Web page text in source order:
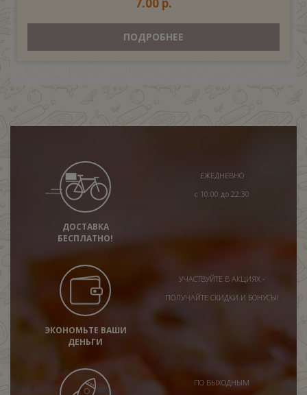
ПОДРОБНЕЕ
ДОСТАВКА
БЕСПЛАТНО!
ЕЖЕДНЕВНО
с 10:00 до 22:30
ЭКОНОМЬТЕ ВАШИ
ДЕНЬГИ
УЧАСТВУЙТЕ В АКЦИЯХ -
ПОЛУЧАЙТЕ СКИДКИ И БОНУСЫ!
ПО ВЫХОДНЫМ